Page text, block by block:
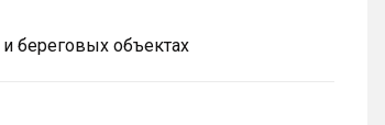
береговых объектах